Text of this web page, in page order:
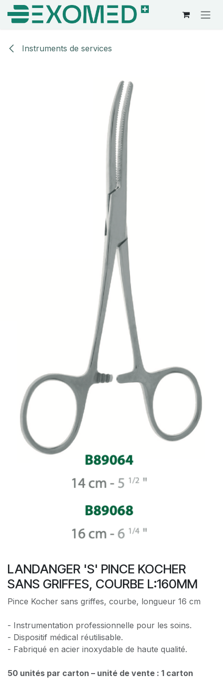
Se rendre au contenu
Instruments de services
LANDANGER 'S' PINCE KOCHER
SANS GRIFFES, COURBE L:160MM
Pince Kocher sans griffes, courbe, longueur 16 cm
- Instrumentation professionnelle pour les soins.
- Dispositif médical réutilisable.
- Fabriqué en acier inoxydable de haute qualité.
50 unités par carton – unité de vente : 1 carton